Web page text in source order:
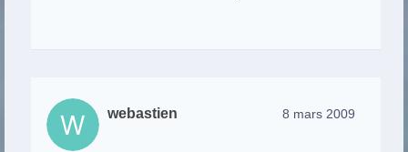
webastien 8 mars 2009